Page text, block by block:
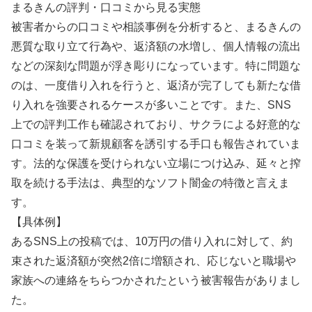
まるきんの評判・口コミから見る実態
被害者からの口コミや相談事例を分析すると、まるきんの
悪質な取り立て行為や、返済額の水増し、個人情報の流出
などの深刻な問題が浮き彫りになっています。特に問題な
のは、一度借り入れを行うと、返済が完了しても新たな借
り入れを強要されるケースが多いことです。また、SNS
上での評判工作も確認されており、サクラによる好意的な
口コミを装って新規顧客を誘引する手口も報告されていま
す。法的な保護を受けられない立場につけ込み、延々と搾
取を続ける手法は、典型的なソフト闇金の特徴と言えま
す。
【具体例】
あるSNS上の投稿では、10万円の借り入れに対して、約
束された返済額が突然2倍に増額され、応じないと職場や
家族への連絡をちらつかされたという被害報告がありまし
た。